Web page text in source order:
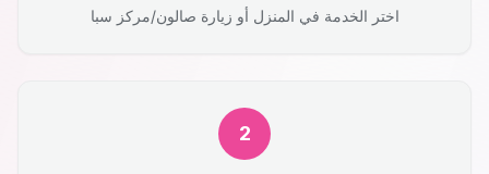
اختر الخدمة في المنزل أو زيارة صالون/مركز سبا
2